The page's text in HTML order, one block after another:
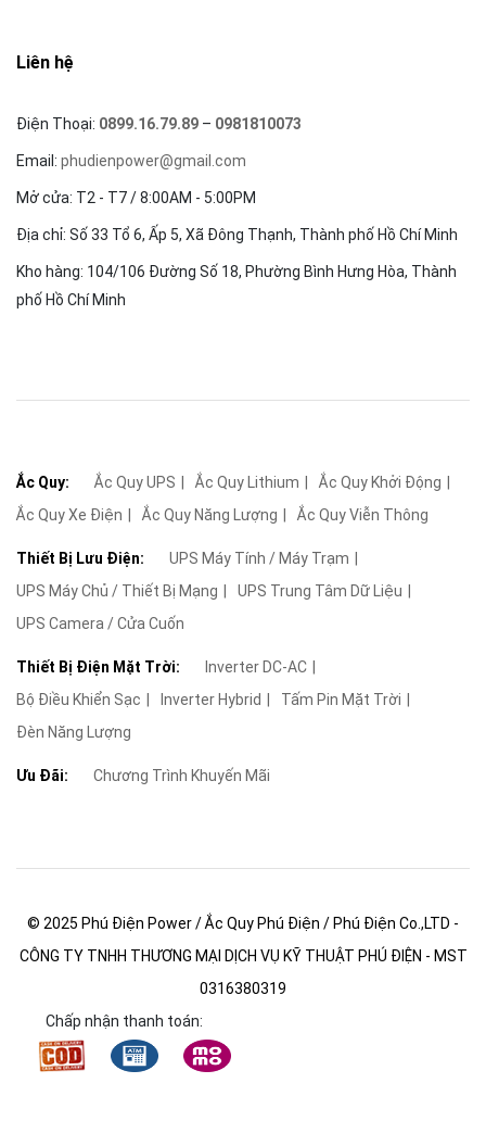
Liên hệ
Điện Thoại: 0899.16.79.89 – 0981810073
Email: phudienpower@gmail.com
Mở cửa: T2 - T7 / 8:00AM - 5:00PM
Địa chỉ: Số 33 Tổ 6, Ấp 5, Xã Đông Thạnh, Thành phố Hồ Chí Minh
Kho hàng: 104/106 Đường Số 18, Phường Bình Hưng Hòa, Thành
phố Hồ Chí Minh
Ắc Quy: Ắc Quy UPS Ắc Quy Lithium
Ắc Quy Khởi Động
Ắc Quy Xe Điện
Ắc Quy Năng Lượng Ắc Quy Viễn Thông
Thiết Bị Lưu Điện:
UPS Máy Tính / Máy Trạm
UPS Máy Chủ / Thiết Bị Mạng
UPS Trung Tâm Dữ Liệu
UPS Camera / Cửa Cuốn
Thiết Bị Điện Mặt Trời:
Inverter DC-AC
Bộ Điều Khiển Sạc
Inverter Hybrid
Tấm Pin Mặt Trời
Đèn Năng Lượng
Ưu Đãi: Chương Trình Khuyến Mãi
© 2025 Phú Điện Power / Ắc Quy Phú Điện / Phú Điện Co.,LTD -
CÔNG TY TNHH THƯƠNG MẠI DỊCH VỤ KỸ THUẬT PHÚ ĐIỆN - MST
0316380319
Chấp nhận thanh toán: